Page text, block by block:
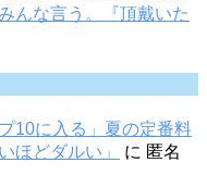
んな言う。『頂戴いた
10に入る」夏の定番料
どダルい」
に 匿名